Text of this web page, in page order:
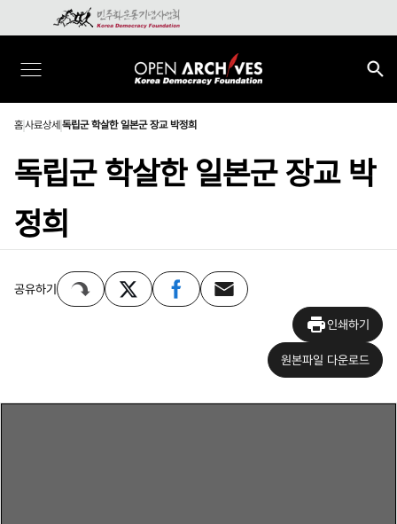
홈사료상세 독립군 학살한 일본군 장교 박정희
독립군 학살한 일본군 장교 박
정희
공유하기
인쇄하기
원본파일 다운로드